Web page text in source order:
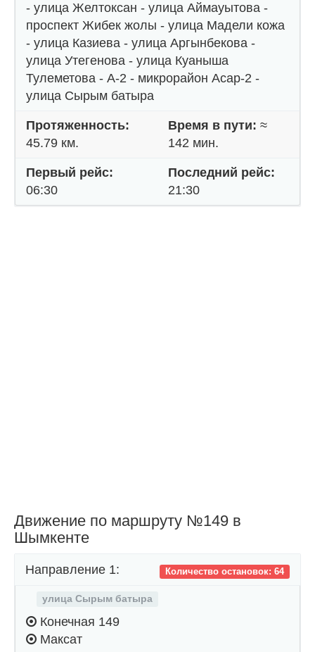
- улица Желтоксан - улица Аймауытова -
проспект Жибек жолы - улица Мадели кожа
- улица Казиева - улица Аргынбекова -
улица Утегенова - улица Куаныша
Тулеметова - А-2 - микрорайон Асар-2 -
улица Сырым батыра
Протяженность:
45.79 км.
Время в пути: ≈
142 мин.
Первый рейс:
06:30
Последний рейс:
21:30
Движение по маршруту №149 в
Шымкенте
Количество остановок: 64
Направление 1:
улица Сырым батыра
Конечная 149
Максат